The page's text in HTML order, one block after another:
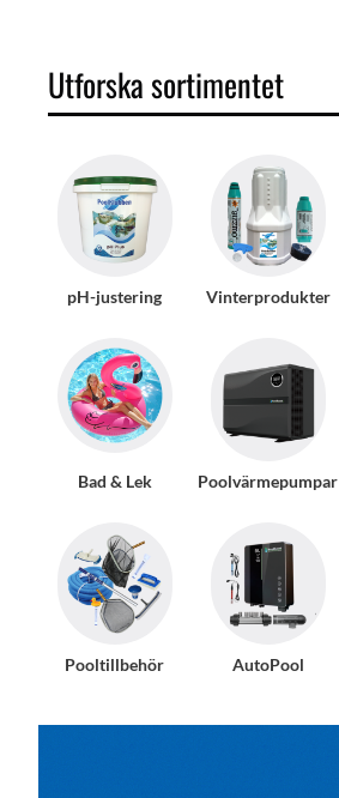
Utforska sortimentet
pH-justering Vinterprodukter
Bad & Lek Poolvärmepumpar
Pooltillbehör AutoPool